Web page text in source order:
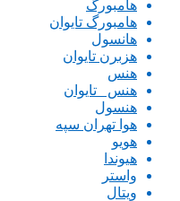
هامبورگ
هامبورگ تایوان
هانسول
هزبرن تایوان
هنس
هنس _تایوان
هنسول
هوا تهران سپه
هویو
هیوندا
واستر
ویتال